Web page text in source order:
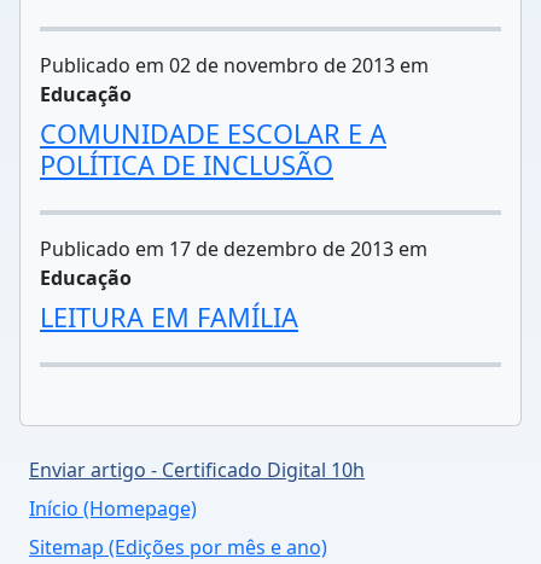
Publicado em 02 de novembro de 2013 em
Educação
COMUNIDADE ESCOLAR E A
POLÍTICA DE INCLUSÃO
Publicado em 17 de dezembro de 2013 em
Educação
LEITURA EM FAMÍLIA
Enviar artigo - Certificado Digital 10h
Início (Homepage)
Sitemap (Edições por mês e ano)